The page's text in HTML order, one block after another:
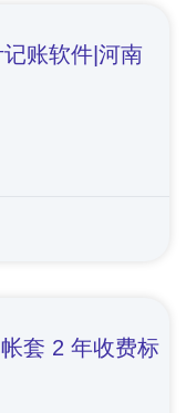
账软件|河南
套 2 年收费标